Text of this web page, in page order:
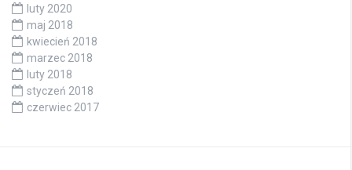
luty 2020
maj 2018
kwiecień 2018
marzec 2018
luty 2018
styczeń 2018
czerwiec 2017